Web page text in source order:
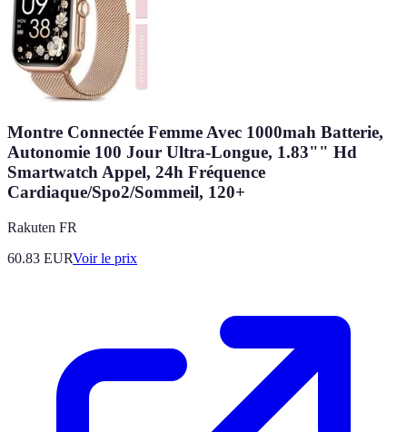
Montre Connectée Femme Avec 1000mah Batterie,
Autonomie 100 Jour Ultra-Longue, 1.83"" Hd
Smartwatch Appel, 24h Fréquence
Cardiaque/Spo2/Sommeil, 120+
Rakuten FR
60.83 EURVoir le prix